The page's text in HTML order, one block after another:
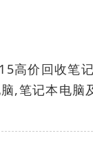
高价回收笔
,笔记本电脑